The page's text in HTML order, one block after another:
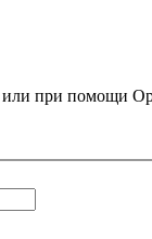
или при помощи